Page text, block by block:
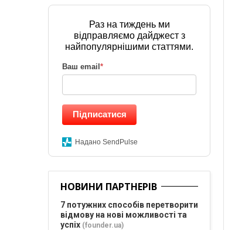
Раз на тиждень ми
відправляємо дайджест з
найпопулярнішими статтями.
Ваш email *
Підписатися
Надано SendPulse
НОВИНИ ПАРТНЕРІВ
7 потужних способів перетворити
відмову на нові можливості та
успіх (founder.ua)